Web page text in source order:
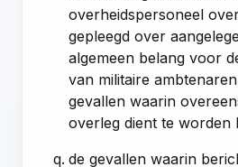
overheidspersoneel
gepleegd over
algemeen belang voor
van militaire
gevallen waarin
overleg dient te worden
de gevallen waarin